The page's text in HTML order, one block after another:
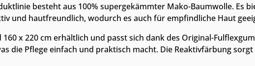
besteht aus 100% supergekämmter Mako-Baumwolle. Es
und hautfreundlich, wodurch es auch für empfindliche Haut
x 220 cm erhältlich und passt sich dank des Original-
die Pflege einfach und praktisch macht. Die Reaktivfärbung